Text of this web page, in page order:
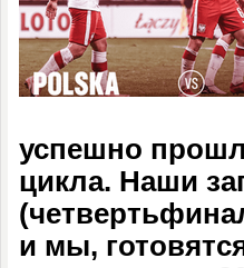
успешно
цикла. Наши
и мы,